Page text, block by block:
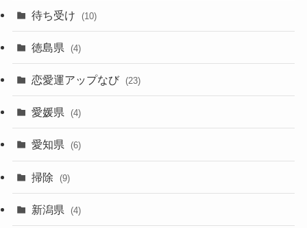
待ち受け (10)
徳島県 (4)
恋愛運アップなび (23)
愛媛県 (4)
愛知県 (6)
掃除 (9)
新潟県 (4)